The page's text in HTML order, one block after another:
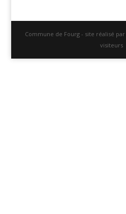
Commune de Fourg - site réalisé par
visiteurs